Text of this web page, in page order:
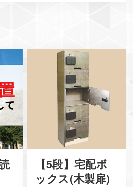
【5段】宅配ボ
ックス(木製扉)